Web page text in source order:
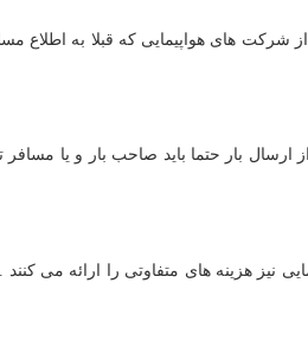
شرکت های هواپیمایی که قبلا به اطلاع
ارسال بار حتما باید صاحب بار و یا
نیز هزینه های متفاوتی را ارائه می